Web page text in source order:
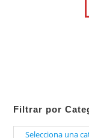
Filtrar por
Selecciona